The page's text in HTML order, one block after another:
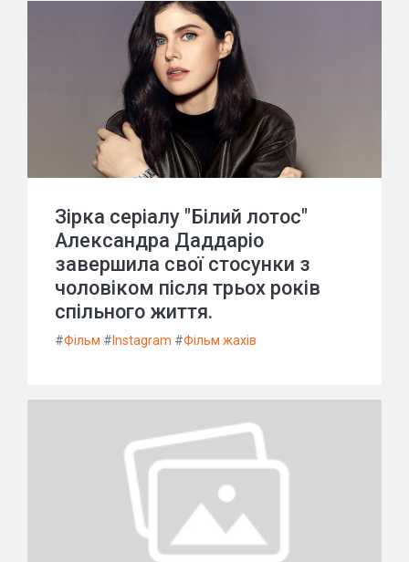
Зірка серіалу "Білий лотос"
Александра Даддаріо
завершила свої стосунки з
чоловіком після трьох років
спільного життя.
#Фільм # Instagram #Фільм жахів